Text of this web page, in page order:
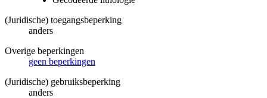
(Juridische) toegangsbeperking
anders
Overige beperkingen
geen beperkingen
(Juridische) gebruiksbeperking
anders